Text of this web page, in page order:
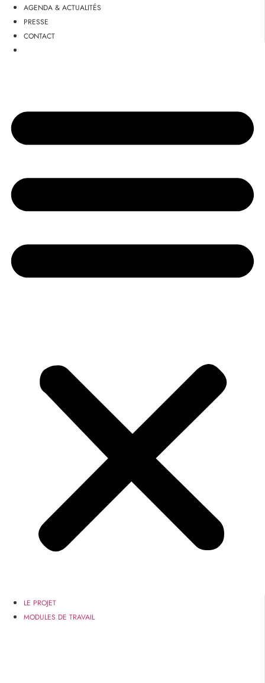
AGENDA & ACTUALITÉS
PRESSE
CONTACT
LE PROJET
MODULES DE TRAVAIL